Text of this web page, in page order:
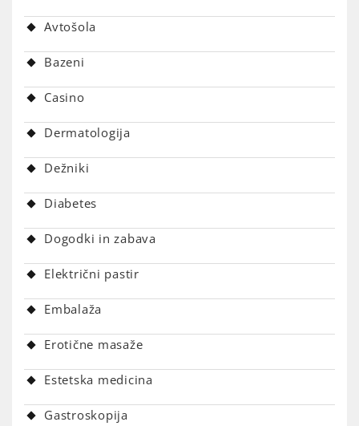
Avtošola
Bazeni
Casino
Dermatologija
Dežniki
Diabetes
Dogodki in zabava
Električni pastir
Embalaža
Erotične masaže
Estetska medicina
Gastroskopija